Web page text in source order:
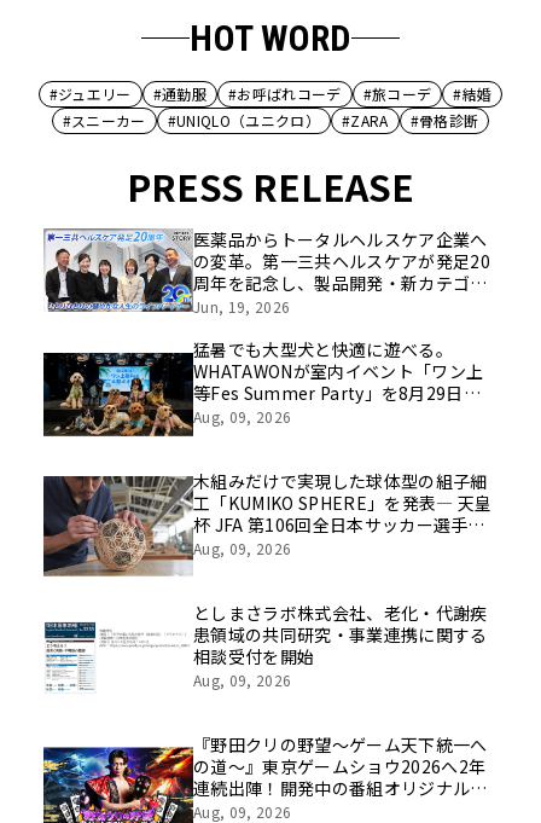
HOT WORD
#ジュエリー #通勤服 #お呼ばれコーデ #旅コーデ
#結婚
#スニーカー
#UNIQLO（ユニクロ） #ZARA #骨格診断
PRESS RELEASE
医薬品からトータルヘルスケア企業へ
の変革。第一三共ヘルスケアが発足20
周年を記念し、製品開発・新カテゴリ
挑戦の舞台や旧社統合時のエピソード
像を公開！
Jun, 19, 2026
猛暑でも大型犬と快適に遊べる。
WHATAWONが室内イベント「ワン上
等Fes Summer Party」を8月29日開
催
Aug, 09, 2026
木組みだけで実現した球体型の組子細
工「KUMIKO SPHERE」を発表― 天皇
杯 JFA 第106回全日本サッカー選手権
大会の公式ビジュアルにも採用 ―
Aug, 09, 2026
としまさラボ株式会社、老化・代謝疾
患領域の共同研究・事業連携に関する
相談受付を開始
Aug, 09, 2026
『野田クリの野望～ゲーム天下統一へ
の道～』東京ゲームショウ2026へ2年
連続出陣！開発中の番組オリジナルゲ
ームを世界最速体験！失敗したら即
Aug, 09, 2026